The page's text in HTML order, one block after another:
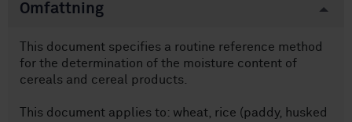
Omfattning
This document specifies a routine reference method
for the determination of the moisture content of
cereals and cereal products.
This document applies to: wheat, rice (paddy, husked